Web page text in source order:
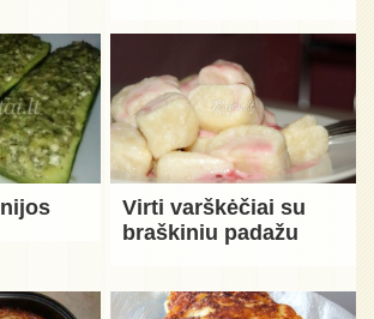
Virti varškėčiai su
braškiniu padažu